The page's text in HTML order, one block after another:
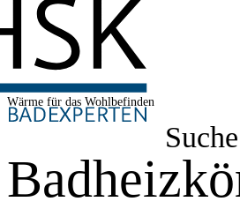
Suche
Wärme für das Wohlbefinden